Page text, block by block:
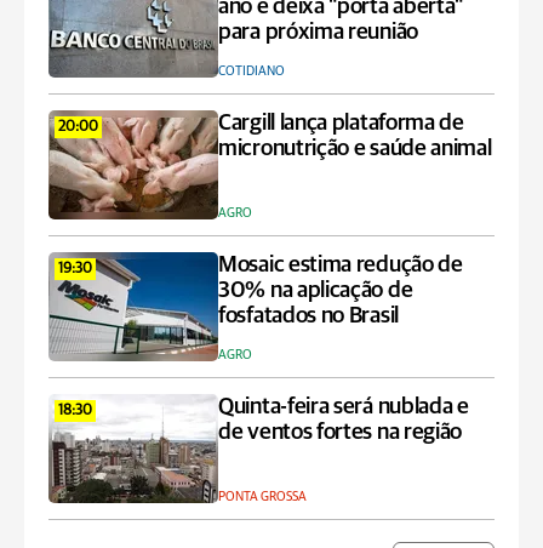
ano e deixa "porta aberta"
para próxima reunião
COTIDIANO
20:00
Cargill lança plataforma de
micronutrição e saúde animal
AGRO
19:30
Mosaic estima redução de
30% na aplicação de
fosfatados no Brasil
AGRO
18:30
Quinta-feira será nublada e
de ventos fortes na região
PONTA GROSSA